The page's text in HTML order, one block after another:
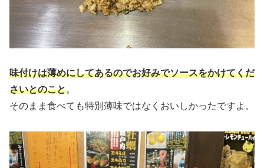
味付けは薄めにしてあるのでお好みでソースをかけてくだ
さいとのこと。
そのまま食べても特別薄味ではなくおいしかったですよ。